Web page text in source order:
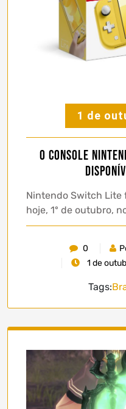
1 de
O console
Nintendo Switch Lite
hoje, 1º de outubro,
0
1 de
Tags: